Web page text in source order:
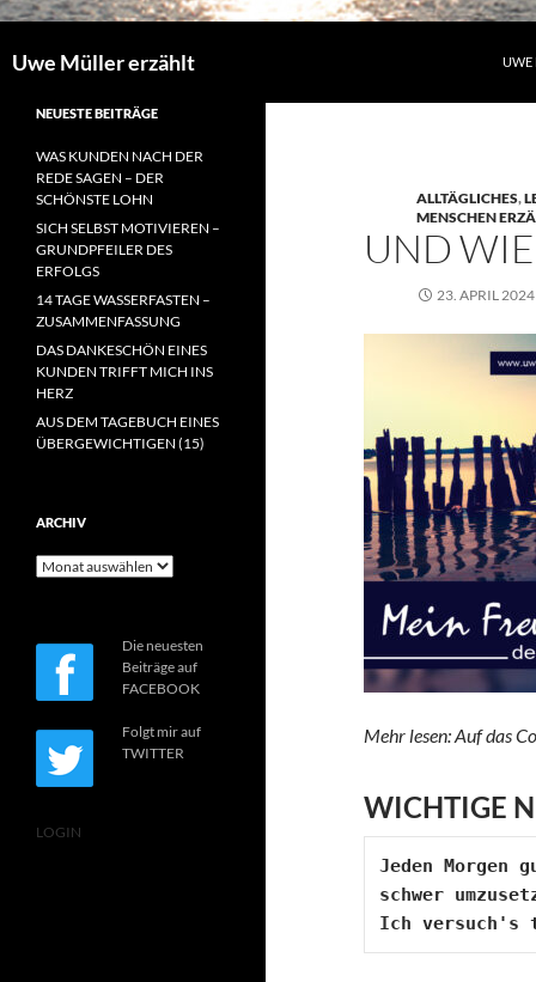
Uwe Müller erzählt UWE
ALLTÄGLICHES,
MENSCHEN
UND
23. APRIL 2024
Mehr lesen: Auf das
WICHTIGE
Jeden
schwer
Ich versuch's
NEUESTE BEITRÄGE
WAS KUNDEN NACH DER
REDE SAGEN – DER
SCHÖNSTE LOHN
SICH SELBST MOTIVIEREN –
GRUNDPFEILER DES
ERFOLGS
14 TAGE WASSERFASTEN –
ZUSAMMENFASSUNG
DAS DANKESCHÖN EINES
KUNDEN TRIFFT MICH INS
HERZ
AUS DEM TAGEBUCH EINES
ÜBERGEWICHTIGEN (15)
ARCHIV
Archiv
Die neuesten
Beiträge auf
FACEBOOK
Folgt mir auf
TWITTER
LOGIN